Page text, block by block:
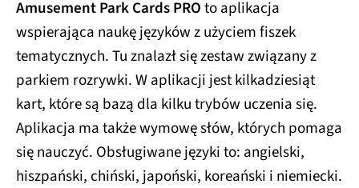
Amusement Park Cards PROto aplikacja
wspierająca naukę języków z użyciem fiszek
tematycznych. Tu znalazł się zestaw związany z
parkiem rozrywki. W aplikacji jest kilkadziesiąt
kart, które są bazą dla kilku trybów uczenia się.
Aplikacja ma także wymowę słów, których pomaga
się nauczyć. Obsługiwane języki to: angielski,
hiszpański, chiński, japoński, koreański i niemiecki.